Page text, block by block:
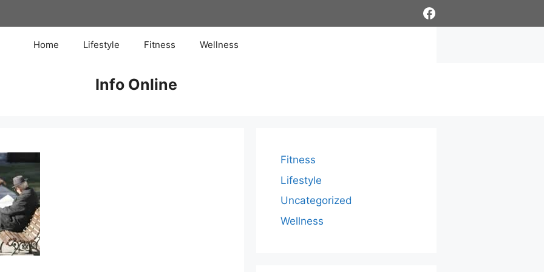
Facebook
Home Lifestyle Fitness Wellness
Info Online
Fitness
Lifestyle
Uncategorized
Wellness